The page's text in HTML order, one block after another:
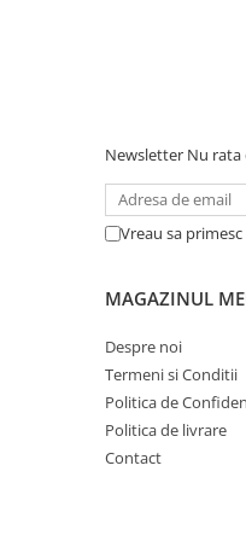
Senzatii/Dragoste
Senzatii/Erotic
Senzatii/Thriller
Teens Book Club
Newsletter Nu
Vreau sa
MAGAZINUL
Despre noi
Termeni si Conditii
Politica de
Politica de livrare
Contact